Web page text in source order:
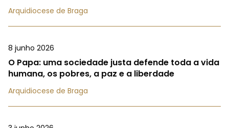
Arquidiocese de Braga
8 junho 2026
O Papa: uma sociedade justa defende toda a vida
humana, os pobres, a paz e a liberdade
Arquidiocese de Braga